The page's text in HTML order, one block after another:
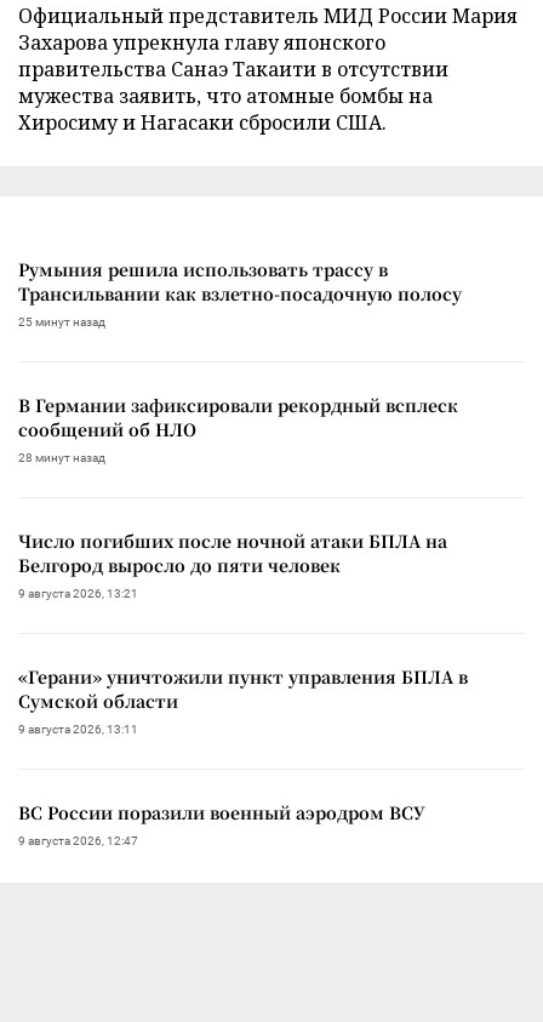
Официальный представитель МИД России Мария
Захарова упрекнула главу японского
правительства Санаэ Такаити в отсутствии
мужества заявить, что атомные бомбы на
Хиросиму и Нагасаки сбросили США.
Румыния решила использовать трассу в
Трансильвании как взлетно-посадочную полосу
25 минут назад
В Германии зафиксировали рекордный всплеск
сообщений об НЛО
28 минут назад
Число погибших после ночной атаки БПЛА на
Белгород выросло до пяти человек
9 августа 2026, 13:21
«Герани» уничтожили пункт управления БПЛА в
Сумской области
9 августа 2026, 13:11
ВС России поразили военный аэродром ВСУ
9 августа 2026, 12:47